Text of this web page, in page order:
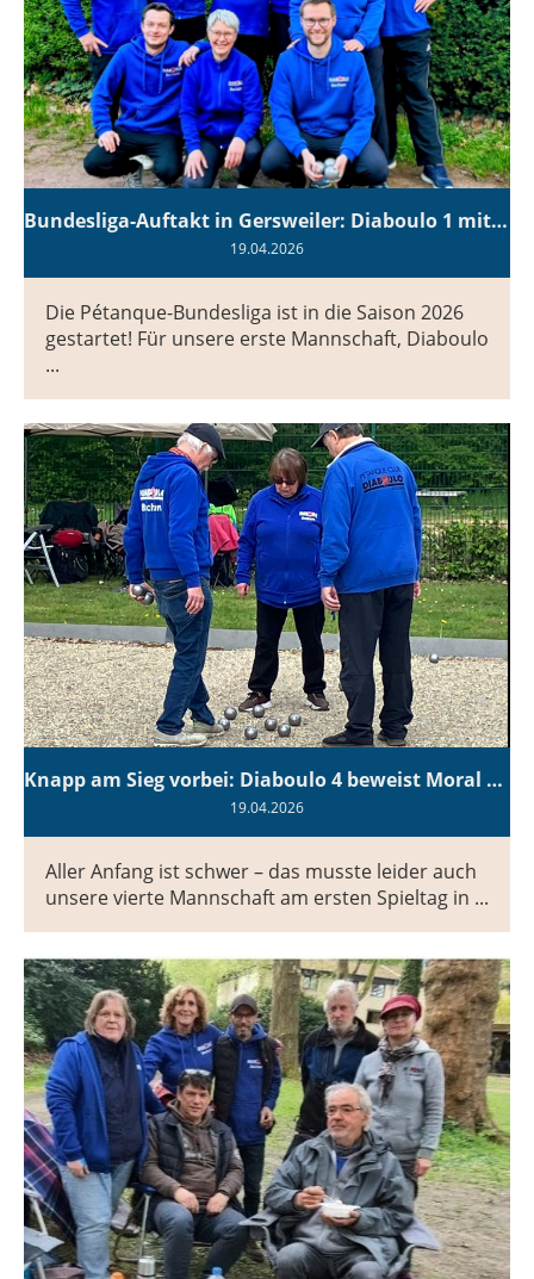
Bundesliga-Auftakt in Gersweiler: Diaboulo 1 mit Kampfgeist im Oberhaus
19.04.2026
Die Pétanque-Bundesliga ist in die Saison 2026
gestartet! Für unsere erste Mannschaft, Diaboulo
...
Knapp am Sieg vorbei: Diaboulo 4 beweist Moral zum Saisonauftakt
19.04.2026
Aller Anfang ist schwer – das musste leider auch
unsere vierte Mannschaft am ersten Spieltag in ...